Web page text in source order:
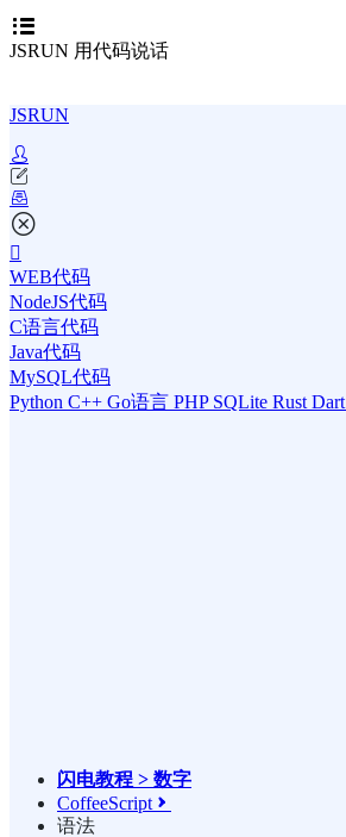
JSRUN 用代码说话
JSRUN
WEB代码
NodeJS代码
C语言代码
Java代码
MySQL代码
Python C++ Go语言 PHP SQLite Rust Dart
闪电教程 > 数字
CoffeeScript 
语法